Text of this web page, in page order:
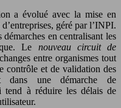
a évolué avec la mise en
géré par l’INPI.
en centralisant les
Le nouveau circuit de
entre organismes tout
contrôle et de validation des
dans une démarche de
tend à réduire les délais de